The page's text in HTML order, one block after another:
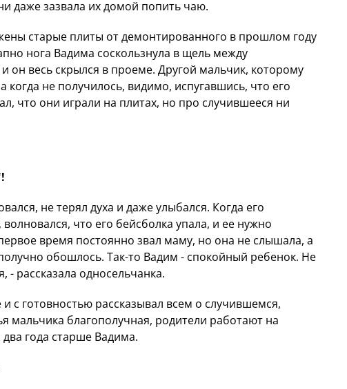
даже зазвала их домой попить чаю.
старые плиты от демонтированного в прошлом году
нога Вадима соскользнула в щель между
он весь скрылся в проеме. Другой мальчик, которому
когда не получилось, видимо, испугавшись, что его
что они играли на плитах, но про случившееся ни
не терял духа и даже улыбался. Когда его
что его бейсболка упала, и ее нужно
время постоянно звал маму, но она не слышала, а
обошлось. Так-то Вадим - спокойный ребенок. Не
- рассказала односельчанка.
с готовностью рассказывал всем о случившемся,
мальчика благополучная, родители работают на
года старше Вадима.